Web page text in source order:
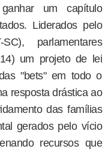
um capítulo
Liderados pelo
parlamentares
um projeto de lei
"bets" em todo o
resposta drástica ao
das famílias
gerados pelo vício
recursos que